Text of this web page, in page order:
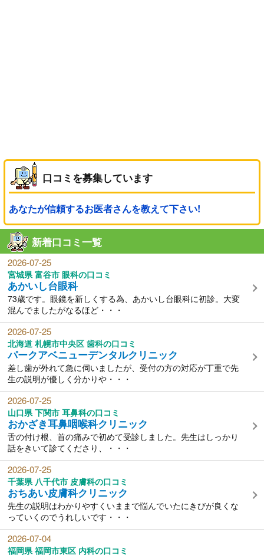
口コミを募集しています
あなたが信頼するお医者さんを教えて下さい!
新着口コミ一覧
2026-07-25
宮城県 富谷市 眼科の口コミ
あかいし台眼科
73歳です。眼鏡を新しくする為、あかいし台眼科に初診。大変
混んでましたがなるほど・・・
2026-07-25
北海道 札幌市中央区 歯科の口コミ
パークアベニューデンタルクリニック
差し歯が外れて急に伺いましたが、受付の方の対応が丁重で先
生の説明が優しく分かりや・・・
2026-07-25
山口県 下関市 耳鼻科の口コミ
おかざき耳鼻咽喉科クリニック
舌の付け根、首の痛みで初めて受診しました。先生はしっかり
話をきいて診てくださり、・・・
2026-07-25
千葉県 八千代市 皮膚科の口コミ
おちあい皮膚科クリニック
先生の説明はわかりやすくいままで悩んでいたにきびが良くな
っていくのでうれしいです・・・
2026-07-04
福岡県 福岡市東区 内科の口コミ